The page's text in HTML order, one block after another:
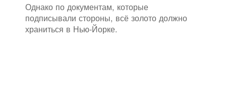
Однако по документам, которые
подписывали стороны, всё золото должно
храниться в Нью-Йорке.